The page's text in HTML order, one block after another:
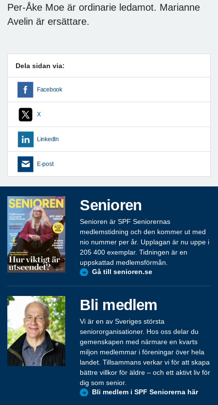
Per-Åke Moe är ordinarie ledamot. Marianne
Avelin är ersättare.
Dela sidan via:
Facebook
X
LinkedIn
E-post
Senioren
Senioren är SPF Seniorernas
medlemstidning och den kommer ut med
nio nummer per år. Upplagan är nu uppe i
205 400 exemplar. Tidningen är en
uppskattad medlemsförmån.
Gå till senioren.se
Bli medlem
Vi är en av Sveriges största
seniororganisationer. Hos oss delar du
gemenskapen med närmare en kvarts
miljon medlemmar i föreningar över hela
landet. Tillsammans verkar vi för att skapa
bättre villkor för äldre – och ett aktivt liv för
dig som senior.
Bli medlem i SPF Seniorerna här